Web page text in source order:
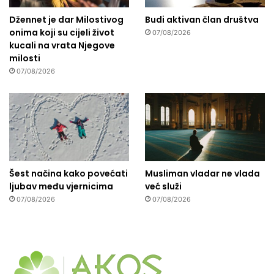
Džennet je dar Milostivog
onima koji su cijeli život
kucali na vrata Njegove
milosti
07/08/2026
Budi aktivan član društva
07/08/2026
Šest načina kako povećati
ljubav među vjernicima
07/08/2026
Musliman vladar ne vlada
već služi
07/08/2026